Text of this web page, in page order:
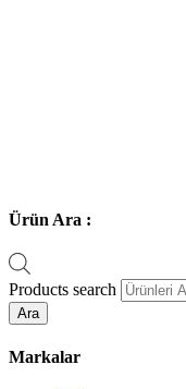
Ürün Ara :
Products search
Ara
Markalar